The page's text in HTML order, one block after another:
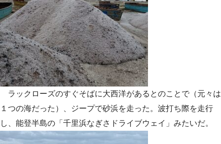
ラックローズのすぐそばに大西洋があるとのことで（元々は
１つの海だった）、ジープで砂浜を走った。波打ち際を走行
し、能登半島の「千里浜なぎさドライブウェイ」みたいだ。